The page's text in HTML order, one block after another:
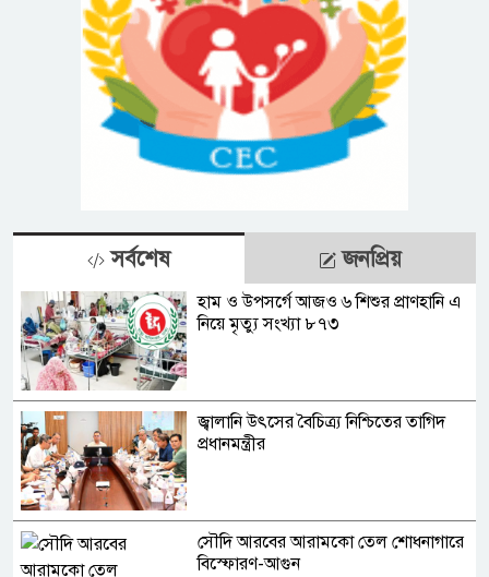
সর্বশেষ জনপ্রিয়
হাম ও উপসর্গে আজও ৬ শিশুর প্রাণহানি এ
নিয়ে মৃত্যু সংখ্যা ৮৭৩
জ্বালানি উৎসের বৈচিত্র্য নিশ্চিতের তাগিদ
প্রধানমন্ত্রীর
সৌদি আরবের আরামকো তেল শোধনাগারে
বিস্ফোরণ-আগুন